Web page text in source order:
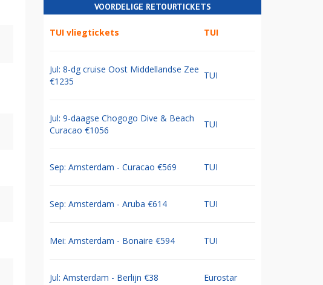
VOORDELIGE RETOURTICKETS
TUI vliegtickets TUI
Jul: 8-dg cruise Oost Middellandse Zee
€1235
TUI
Jul: 9-daagse Chogogo Dive & Beach
Curacao €1056
TUI
Sep: Amsterdam - Curacao €569 TUI
Sep: Amsterdam - Aruba €614 TUI
Mei: Amsterdam - Bonaire €594 TUI
Jul: Amsterdam - Berlijn €38 Eurostar